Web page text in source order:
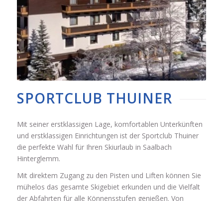
SPORTCLUB THUINER
Mit seiner erstklassigen Lage, komfortablen Unterkünften
und erstklassigen Einrichtungen ist der Sportclub Thuiner
die perfekte Wahl für Ihren Skiurlaub in Saalbach
Hinterglemm.
Mit direktem Zugang zu den Pisten und Liften können Sie
mühelos das gesamte Skigebiet erkunden und die Vielfalt
der Abfahrten für alle Könnensstufen genießen. Von